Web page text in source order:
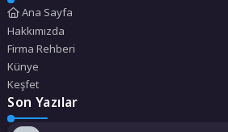
Ana Sayfa
Hakkımızda
Firma Rehberi
Künye
Keşfet
Son Yazılar